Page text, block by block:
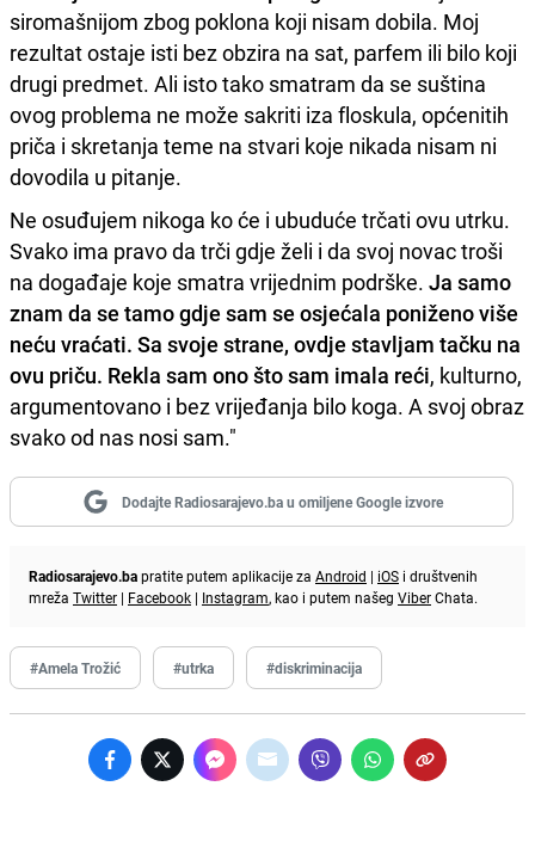
siromašnijom zbog poklona koji nisam dobila. Moj
rezultat ostaje isti bez obzira na sat, parfem ili bilo koji
drugi predmet. Ali isto tako smatram da se suština
ovog problema ne može sakriti iza floskula, općenitih
priča i skretanja teme na stvari koje nikada nisam ni
dovodila u pitanje.
Ne osuđujem nikoga ko će i ubuduće trčati ovu utrku.
Svako ima pravo da trči gdje želi i da svoj novac troši
na događaje koje smatra vrijednim podrške. Ja samo
znam da se tamo gdje sam se osjećala poniženo više
neću vraćati. Sa svoje strane, ovdje stavljam tačku na
ovu priču. Rekla sam ono što sam imala reći, kulturno,
argumentovano i bez vrijeđanja bilo koga. A svoj obraz
svako od nas nosi sam."
Dodajte Radiosarajevo.ba u omiljene Google izvore
Radiosarajevo.bapratite putem aplikacije za Android | iOS i društvenih
mreža Twitter | Facebook | Instagram, kao i putem našeg ViberChata.
#Amela Trožić #utrka #diskriminacija